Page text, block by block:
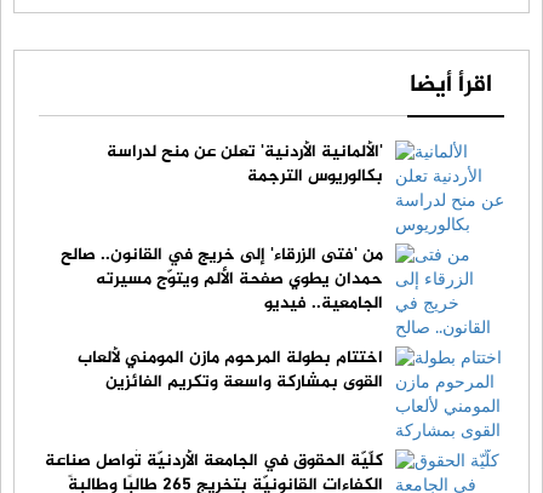
اقرأ أيضا
'الألمانية الأردنية' تعلن عن منح لدراسة
بكالوريوس الترجمة
من 'فتى الزرقاء' إلى خريج في القانون.. صالح
حمدان يطوي صفحة الألم ويتوّج مسيرته
الجامعية.. فيديو
اختتام بطولة المرحوم مازن المومني لألعاب
القوى بمشاركة واسعة وتكريم الفائزين
كلّيّة الحقوق في الجامعة الأردنيّة تُواصل صناعة
الكفاءات القانونيّة بتخريج 265 طالبًا وطالبةً